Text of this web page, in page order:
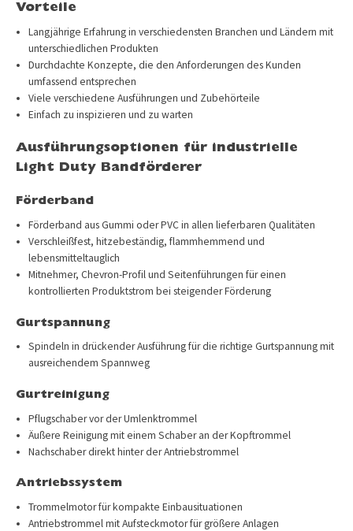
Vorteile
Langjährige Erfahrung in verschiedensten Branchen und Ländern mit
unterschiedlichen Produkten
Durchdachte Konzepte, die den Anforderungen des Kunden
umfassend entsprechen
Viele verschiedene Ausführungen und Zubehörteile
Einfach zu inspizieren und zu warten
Ausführungsoptionen für industrielle
Light Duty Bandförderer
Förderband
Förderband aus Gummi oder PVC in allen lieferbaren Qualitäten
Verschleißfest, hitzebeständig, flammhemmend und
lebensmitteltauglich
Mitnehmer, Chevron-Profil und Seitenführungen für einen
kontrollierten Produktstrom bei steigender Förderung
Gurtspannung
Spindeln in drückender Ausführung für die richtige Gurtspannung mit
ausreichendem Spannweg
Gurtreinigung
Pflugschaber vor der Umlenktrommel
Äußere Reinigung mit einem Schaber an der Kopftrommel
Nachschaber direkt hinter der Antriebstrommel
Antriebssystem
Trommelmotor für kompakte Einbausituationen
Antriebstrommel mit Aufsteckmotor für größere Anlagen